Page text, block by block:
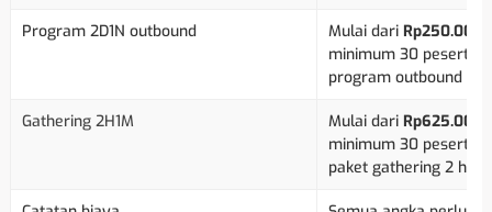
Program 2D1N outbound Mulai dari Rp250.000
minimum 30 peserta
program outbound 2
Gathering 2H1M Mulai dari Rp625.000
minimum 30 peserta
paket gathering 2 hari